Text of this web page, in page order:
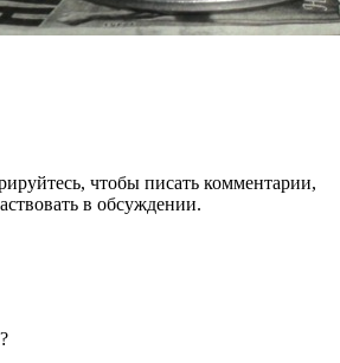
чтобы писать комментарии,
в обсуждении.